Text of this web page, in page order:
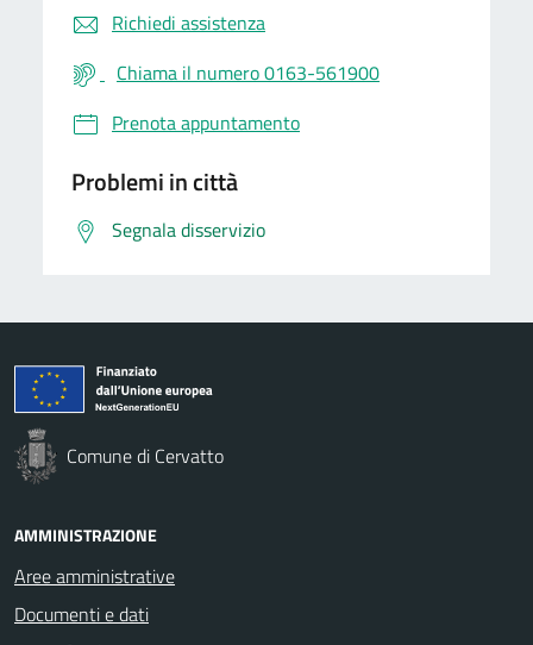
Richiedi assistenza
Chiama il numero 0163-561900
Prenota appuntamento
Problemi in città
Segnala disservizio
Comune di Cervatto
AMMINISTRAZIONE
Aree amministrative
Documenti e dati